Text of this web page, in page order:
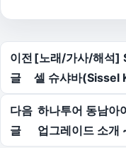
글 탐색
이전
글
[노래/가사/해석]
셀 슈샤바(Sissel
다음
글
하나투어 동남아
업그레이드 소개